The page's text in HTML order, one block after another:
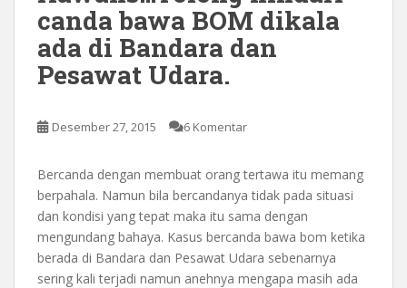
canda bawa BOM dikala
ada di Bandara dan
Pesawat Udara.
Desember 27, 2015 6 Komentar
Bercanda dengan membuat orang tertawa itu memang
berpahala. Namun bila bercandanya tidak pada situasi
dan kondisi yang tepat maka itu sama dengan
mengundang bahaya. Kasus bercanda bawa bom ketika
berada di Bandara dan Pesawat Udara sebenarnya
sering kali terjadi namun anehnya mengapa masih ada